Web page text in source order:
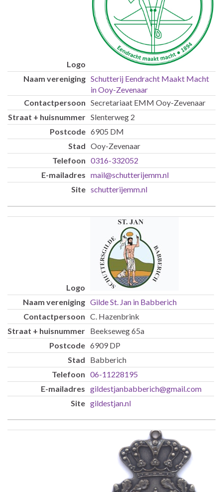
Schutterij Eendracht Maakt Macht
in Ooy-Zevenaar
Secretariaat EMM Ooy-Zevenaar
Slenterweg 2
6905 DM
Ooy-Zevenaar
0316-332052
mail@schutterijemm.nl
schutterijemm.nl
Gilde St. Jan in Babberich
C. Hazenbrink
Beekseweg 65a
6909 DP
Babberich
06-11228195
gildestjanbabberich@gmail.com
gildestjan.nl